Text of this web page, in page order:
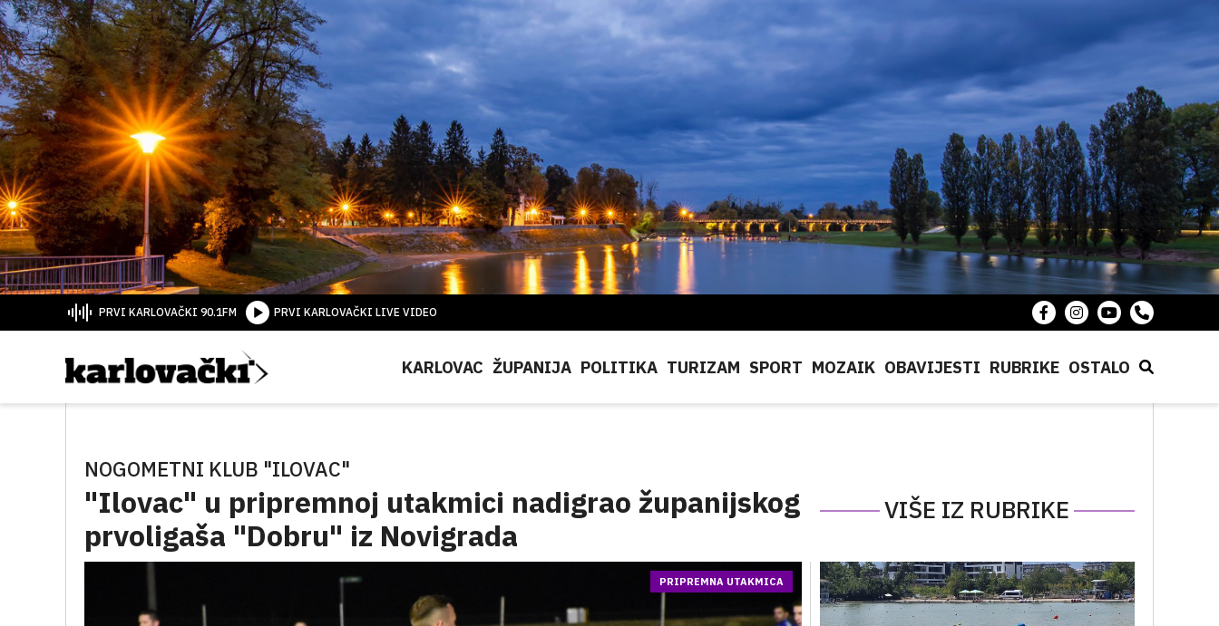
PRVI KARLOVAČKI 90.1FM PRVI KARLOVAČKI LIVE VIDEO
KARLOVAC ŽUPANIJA POLITIKA TURIZAM SPORT MOZAIK OBAVIJESTI RUBRIKE OSTALO
NOGOMETNI KLUB "ILOVAC"
"Ilovac" u pripremnoj utakmici nadigrao županijskog
prvoligaša "Dobru" iz Novigrada
VIŠE IZ RUBRIKE
PRIPREMNA UTAKMICA